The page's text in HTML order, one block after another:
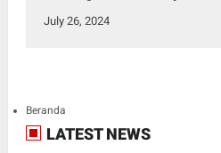
July 26, 2024
Beranda
LATEST NEWS